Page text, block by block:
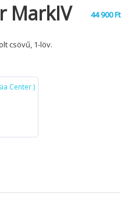
MarkIV 44 900Ft
csövű, 1-löv.
Center )